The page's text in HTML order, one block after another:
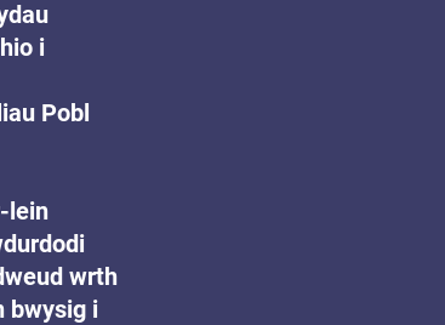
i
Pobl
lein
wrth
bwysig i